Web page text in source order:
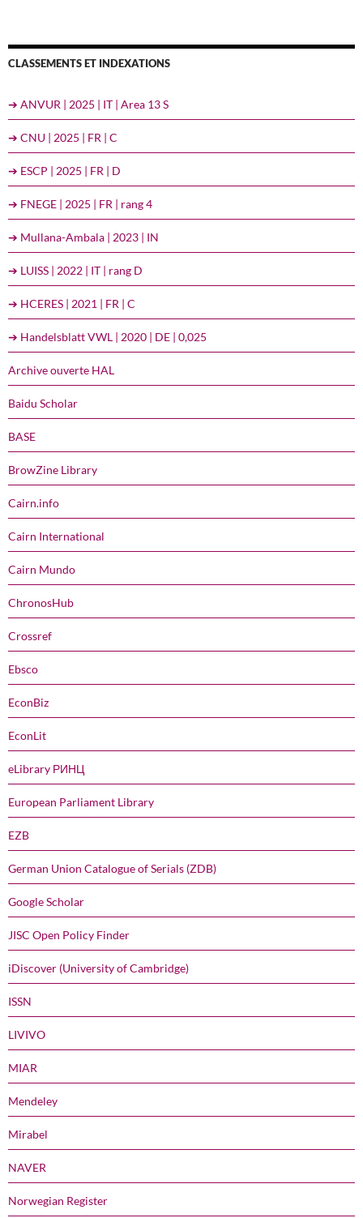
CLASSEMENTS ET INDEXATIONS
➔ ANVUR | 2025 | IT | Area 13 S
➔ CNU | 2025 | FR | C
➔ ESCP | 2025 | FR | D
➔ FNEGE | 2025 | FR | rang 4
➔ Mullana-Ambala | 2023 | IN
➔ LUISS | 2022 | IT | rang D
➔ HCERES | 2021 | FR | C
➔ Handelsblatt VWL | 2020 | DE | 0,025
Archive ouverte HAL
Baidu Scholar
BASE
BrowZine Library
Cairn.info
Cairn International
Cairn Mundo
ChronosHub
Crossref
Ebsco
EconBiz
EconLit
eLibrary РИНЦ
European Parliament Library
EZB
German Union Catalogue of Serials (ZDB)
Google Scholar
JISC Open Policy Finder
iDiscover (University of Cambridge)
ISSN
LIVIVO
MIAR
Mendeley
Mirabel
NAVER
Norwegian Register